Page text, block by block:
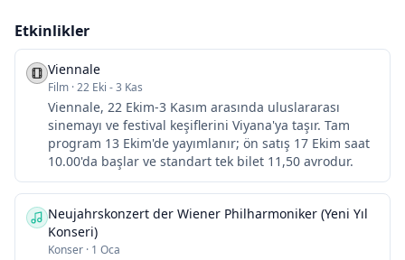
Etkinlikler
Viennale
Film ·22 Eki - 3 Kas
Viennale, 22 Ekim-3 Kasım arasında uluslararası
sinemayı ve festival keşiflerini Viyana'ya taşır. Tam
program 13 Ekim'de yayımlanır; ön satış 17 Ekim saat
10.00'da başlar ve standart tek bilet 11,50 avrodur.
Neujahrskonzert der Wiener Philharmoniker (Yeni Yıl
Konseri)
Konser · 1 Oca